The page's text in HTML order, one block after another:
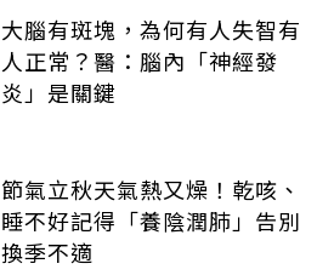
大腦有斑塊，為何有人失智有
人正常？醫：腦內「神經發
炎」是關鍵
節氣立秋天氣熱又燥！乾咳、
睡不好記得「養陰潤肺」告別
換季不適